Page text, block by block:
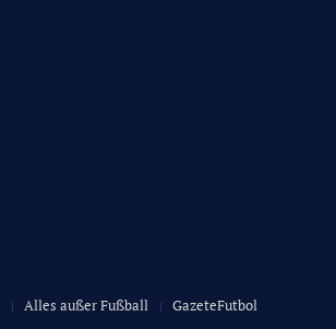
Alles außer Fußball GazeteFutbol